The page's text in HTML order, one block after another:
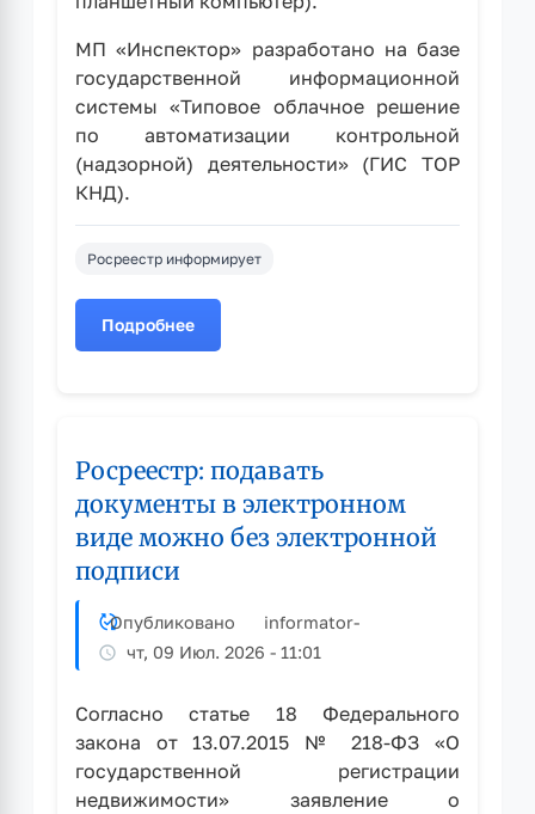
МП «Инспектор» разработано на базе
государственной информационной
системы «Типовое облачное решение
по автоматизации контрольной
(надзорной) деятельности» (ГИС ТОР
КНД).
Росреестр информирует
Подробнее
о
Росреестр: подавать
документы в электронном
виде можно без электронной
подписи
Опубликовано informator-
чт, 09 Июл. 2026 - 11:01
Согласно статье 18 Федерального
закона от 13.07.2015 № 218-ФЗ «О
государственной регистрации
недвижимости» заявление о